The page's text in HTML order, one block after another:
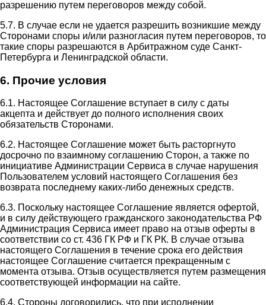
разрешению путем переговоров между собой.
5.7. В случае если не удается разрешить возникшие между
Сторонами споры и/или разногласия путем переговоров, то
такие споры разрешаются в Арбитражном суде Санкт-
Петербурга и Ленинградской области.
6. Прочие условия
6.1. Настоящее Соглашение вступает в силу с даты
акцепта и действует до полного исполнения своих
обязательств Сторонами.
6.2. Настоящее Соглашение может быть расторгнуто
досрочно по взаимному соглашению Сторон, а также по
инициативе Администрации Сервиса в случае нарушения
Пользователем условий настоящего Соглашения без
возврата последнему каких-либо денежных средств.
6.3. Поскольку настоящее Соглашение является офертой,
и в силу действующего гражданского законодательства РФ
Администрация Сервиса имеет право на отзыв оферты в
соответствии со ст. 436 ГК РФ и ГК РК. В случае отзыва
настоящего Соглашения в течение срока его действия
настоящее Соглашение считается прекращенным с
момента отзыва. Отзыв осуществляется путем размещения
соответствующей информации на сайте.
6.4. Стороны договорились, что при исполнении